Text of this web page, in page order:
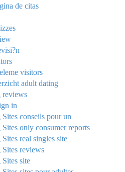
de citas
visitors
adult dating
reviews
in
conseils pour un
only consumer reports
real singles site
reviews
site